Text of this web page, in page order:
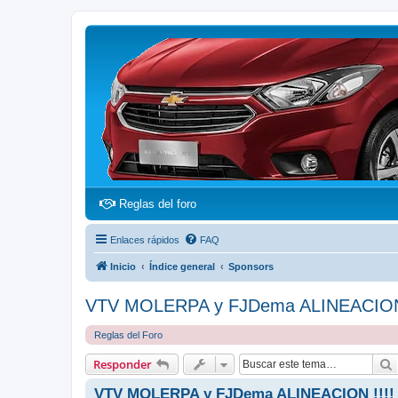
Reglas del foro(Opens a new tab)
Enlaces rápidos FAQ
Inicio Índice general Sponsors
VTV MOLERPA y FJDema
Reglas del Foro
Responder
VTV MOLERPA y FJDema ALINEACION !!!!